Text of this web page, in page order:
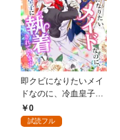
即クビになりたいメイ
ドなのに、冷血皇子に
執着されています第1
話
0
試読フル